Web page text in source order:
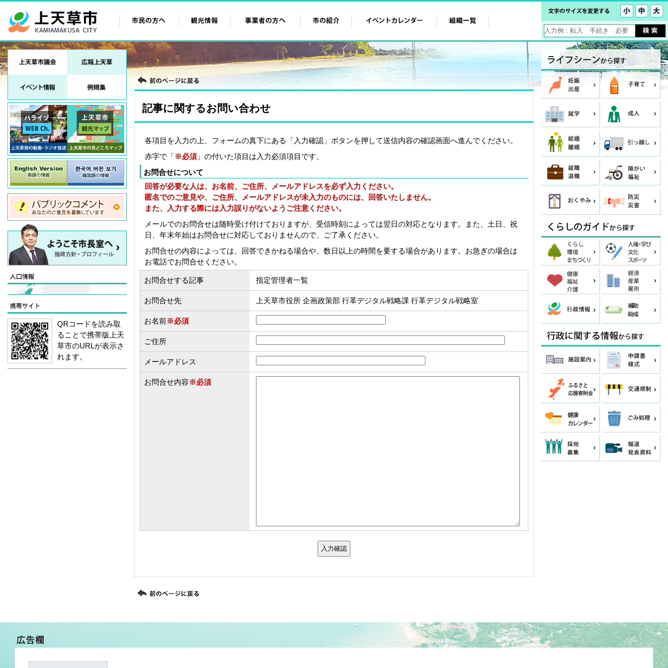
記事に関するお問い合わせ
各項目を入力の上、フォームの真下にある「入力確認」ボタンを押して送信内容の確認画面へ進んでください。
赤字で「※必須 」の付いた項目は入力必須項目です。
お問合せについて
回答が必要な人は、お名前、ご住所、メールアドレスを必ず入力ください。
匿名でのご意見や、ご住所、メールアドレスが未入力のものには、回答いたしません。
また、入力する際には入力誤りがないようご注意ください。
メールでのお問合せは随時受け付けておりますが、受信時刻によっては翌日の対応となります。また、土日、祝
日、年末年始はお問合せに対応しておりませんので、ご了承ください。
お問合せの内容によっては、回答できかねる場合や、数日以上の時間を要する場合があります。お急ぎの場合は
お電話でお問合せください。
お問合せする記事 指定管理者一覧
お問合せ先 上天草市役所 企画政策部 行革デジタル戦略課 行革デジタル戦略室
お名前※必須
ご住所
メールアドレス
お問合せ内容※必須
QRコードを読み取
ることで携帯版上天
草市のURLが表示さ
れます。